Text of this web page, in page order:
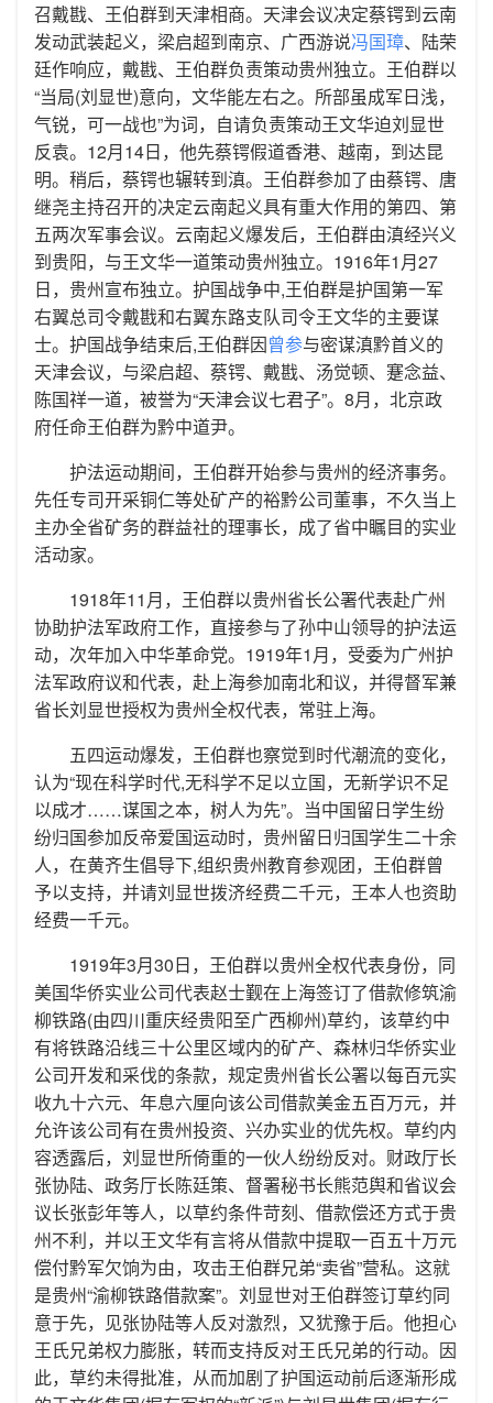
召戴戡、王伯群到天津相商。天津会议决定蔡锷到云南
发动武装起义，梁启超到南京、广西游说冯国璋、陆荣
廷作响应，戴戡、王伯群负责策动贵州独立。王伯群以
“当局(刘显世)意向，文华能左右之。所部虽成军日浅，
气锐，可一战也”为词，自请负责策动王文华迫刘显世
反袁。12月14日，他先蔡锷假道香港、越南，到达昆
明。稍后，蔡锷也辗转到滇。王伯群参加了由蔡锷、唐
继尧主持召开的决定云南起义具有重大作用的第四、第
五两次军事会议。云南起义爆发后，王伯群由滇经兴义
到贵阳，与王文华一道策动贵州独立。1916年1月27
日，贵州宣布独立。护国战争中,王伯群是护国第一军
右翼总司令戴戡和右翼东路支队司令王文华的主要谋
士。护国战争结束后,王伯群因曾参与密谋滇黔首义的
天津会议，与梁启超、蔡锷、戴戡、汤觉顿、蹇念益、
陈国祥一道，被誉为“天津会议七君子”。8月，北京政
府任命王伯群为黔中道尹。
护法运动期间，王伯群开始参与贵州的经济事务。
先任专司开采铜仁等处矿产的裕黔公司董事，不久当上
主办全省矿务的群益社的理事长，成了省中瞩目的实业
活动家。
1918年11月，王伯群以贵州省长公署代表赴广州
协助护法军政府工作，直接参与了孙中山领导的护法运
动，次年加入中华革命党。1919年1月，受委为广州护
法军政府议和代表，赴上海参加南北和议，并得督军兼
省长刘显世授权为贵州全权代表，常驻上海。
五四运动爆发，王伯群也察觉到时代潮流的变化，
认为“现在科学时代,无科学不足以立国，无新学识不足
以成才……谋国之本，树人为先”。当中国留日学生纷
纷归国参加反帝爱国运动时，贵州留日归国学生二十余
人，在黄齐生倡导下,组织贵州教育参观团，王伯群曾
予以支持，并请刘显世拨济经费二千元，王本人也资助
经费一千元。
1919年3月30日，王伯群以贵州全权代表身份，同
美国华侨实业公司代表赵士觐在上海签订了借款修筑渝
柳铁路(由四川重庆经贵阳至广西柳州)草约，该草约中
有将铁路沿线三十公里区域内的矿产、森林归华侨实业
公司开发和采伐的条款，规定贵州省长公署以每百元实
收九十六元、年息六厘向该公司借款美金五百万元，并
允许该公司有在贵州投资、兴办实业的优先权。草约内
容透露后，刘显世所倚重的一伙人纷纷反对。财政厅长
张协陆、政务厅长陈廷策、督署秘书长熊范舆和省议会
议长张彭年等人，以草约条件苛刻、借款偿还方式于贵
州不利，并以王文华有言将从借款中提取一百五十万元
偿付黔军欠饷为由，攻击王伯群兄弟“卖省”营私。这就
是贵州“渝柳铁路借款案”。刘显世对王伯群签订草约同
意于先，见张协陆等人反对激烈，又犹豫于后。他担心
王氏兄弟权力膨胀，转而支持反对王氏兄弟的行动。因
此，草约未得批准，从而加剧了护国运动前后逐渐形成